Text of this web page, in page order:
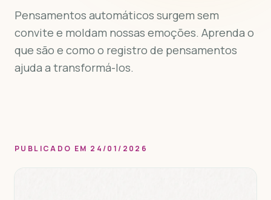
Pensamentos automáticos surgem sem
convite e moldam nossas emoções. Aprenda o
que são e como o registro de pensamentos
ajuda a transformá-los.
PUBLICADO EM 24/01/2026